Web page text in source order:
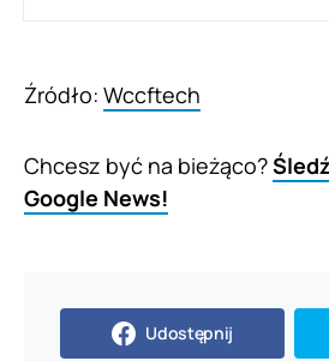
Źródło: Wccftech
Chcesz być na bieżąco?
Google News!
Udostępnij